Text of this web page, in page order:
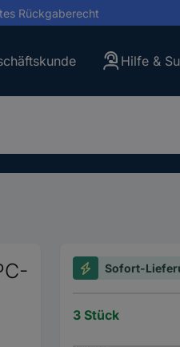
Rückgaberecht
Hilfe &
Sofort-
3 Stück